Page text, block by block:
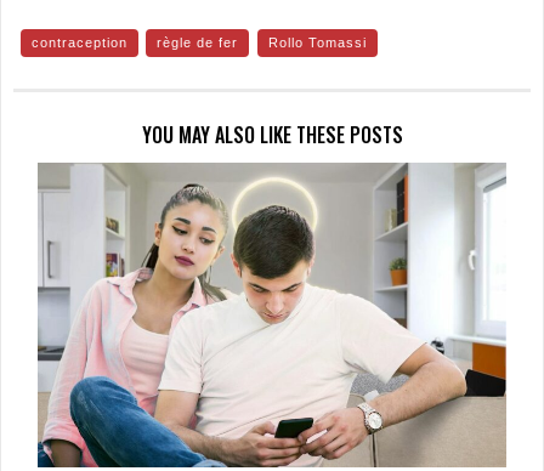
contraception règle de fer Rollo Tomassi
YOU MAY ALSO LIKE THESE POSTS